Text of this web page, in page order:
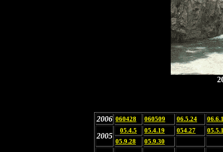
2006 060428 060509 06.5.24
2005
05.4.5 05.4.19 054.27
05.9.28
05.9.30